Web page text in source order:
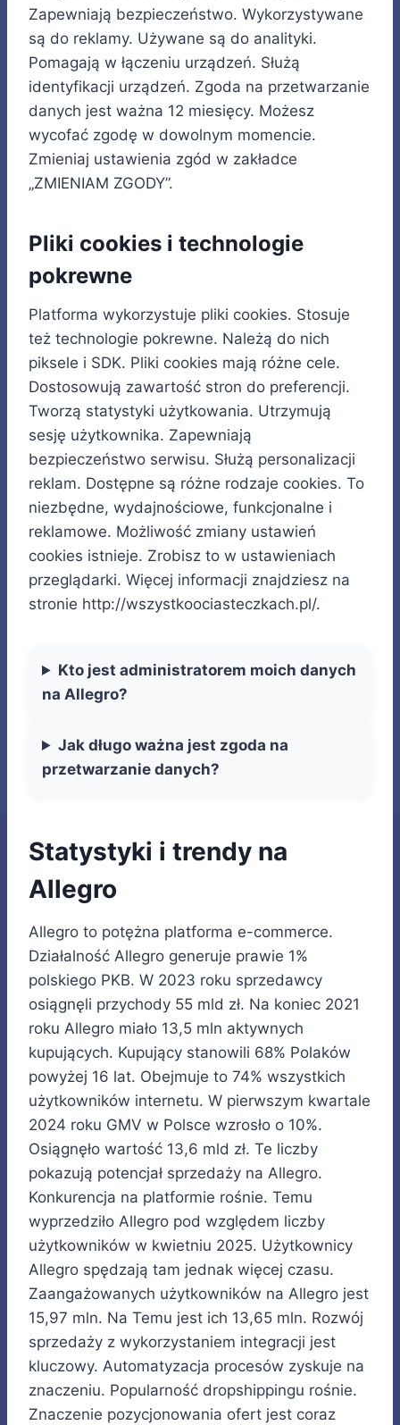
Zapewniają bezpieczeństwo. Wykorzystywane
są do reklamy. Używane są do analityki.
Pomagają w łączeniu urządzeń. Służą
identyfikacji urządzeń. Zgoda na przetwarzanie
danych jest ważna 12 miesięcy. Możesz
wycofać zgodę w dowolnym momencie.
Zmieniaj ustawienia zgód w zakładce
„ZMIENIAM ZGODY”.
Pliki cookies i technologie
pokrewne
Platforma wykorzystuje pliki cookies. Stosuje
też technologie pokrewne. Należą do nich
piksele i SDK. Pliki cookies mają różne cele.
Dostosowują zawartość stron do preferencji.
Tworzą statystyki użytkowania. Utrzymują
sesję użytkownika. Zapewniają
bezpieczeństwo serwisu. Służą personalizacji
reklam. Dostępne są różne rodzaje cookies. To
niezbędne, wydajnościowe, funkcjonalne i
reklamowe. Możliwość zmiany ustawień
cookies istnieje. Zrobisz to w ustawieniach
przeglądarki. Więcej informacji znajdziesz na
stronie http://wszystkoociasteczkach.pl/.
Kto jest administratorem moich danych
na Allegro?
Jak długo ważna jest zgoda na
przetwarzanie danych?
Statystyki i trendy na
Allegro
Allegro to potężna platforma e-commerce.
Działalność Allegro generuje prawie 1%
polskiego PKB. W 2023 roku sprzedawcy
osiągnęli przychody 55 mld zł. Na koniec 2021
roku Allegro miało 13,5 mln aktywnych
kupujących. Kupujący stanowili 68% Polaków
powyżej 16 lat. Obejmuje to 74% wszystkich
użytkowników internetu. W pierwszym kwartale
2024 roku GMV w Polsce wzrosło o 10%.
Osiągnęło wartość 13,6 mld zł. Te liczby
pokazują potencjał sprzedaży na Allegro.
Konkurencja na platformie rośnie. Temu
wyprzedziło Allegro pod względem liczby
użytkowników w kwietniu 2025. Użytkownicy
Allegro spędzają tam jednak więcej czasu.
Zaangażowanych użytkowników na Allegro jest
15,97 mln. Na Temu jest ich 13,65 mln. Rozwój
sprzedaży z wykorzystaniem integracji jest
kluczowy. Automatyzacja procesów zyskuje na
znaczeniu. Popularność dropshippingu rośnie.
Znaczenie pozycjonowania ofert jest coraz